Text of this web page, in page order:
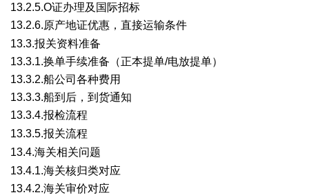
13.2.5.O证办理及国际招标
13.2.6.原产地证优惠，直接运输条件
13.3.报关资料准备
13.3.1.换单手续准备（正本提单/电放提单）
13.3.2.船公司各种费用
13.3.3.船到后，到货通知
13.3.4.报检流程
13.3.5.报关流程
13.4.海关相关问题
13.4.1.海关核归类对应
13.4.2.海关审价对应